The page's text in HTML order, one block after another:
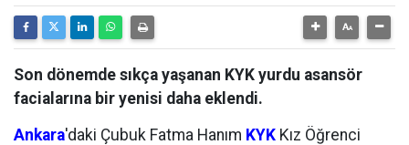
Son dönemde sıkça yaşanan KYK yurdu asansör
facialarına bir yenisi daha eklendi.
Ankara'daki Çubuk Fatma Hanım KYK Kız Öğrenci